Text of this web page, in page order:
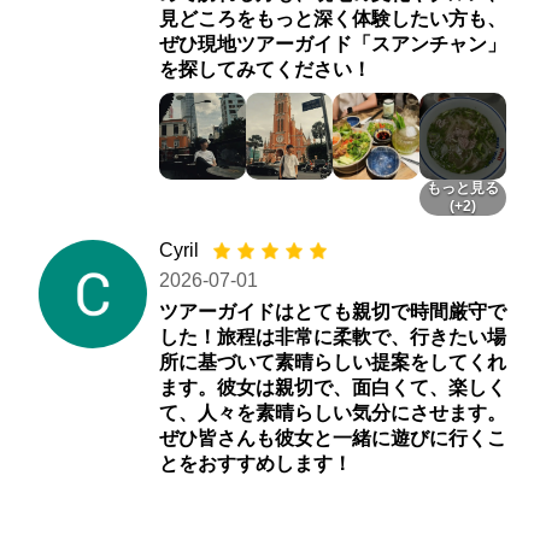
見どころをもっと深く体験したい方も、
ぜひ現地ツアーガイド「スアンチャン」
を探してみてください！
もっと見る
(+2)
Cyril
2026-07-01
ツアーガイドはとても親切で時間厳守で
した！旅程は非常に柔軟で、行きたい場
所に基づいて素晴らしい提案をしてくれ
ます。彼女は親切で、面白くて、楽しく
て、人々を素晴らしい気分にさせます。
ぜひ皆さんも彼女と一緒に遊びに行くこ
とをおすすめします！